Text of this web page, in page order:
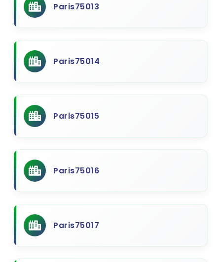
Paris75013
Paris75014
Paris75015
Paris75016
Paris75017